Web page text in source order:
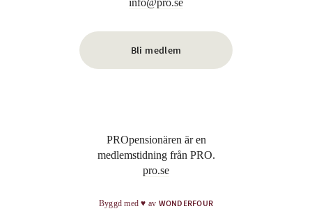
info@pro.se
Bli medlem
PROpensionären är en
medlemstidning från PRO.
pro.se
Byggd med♥ av WONDERFOUR